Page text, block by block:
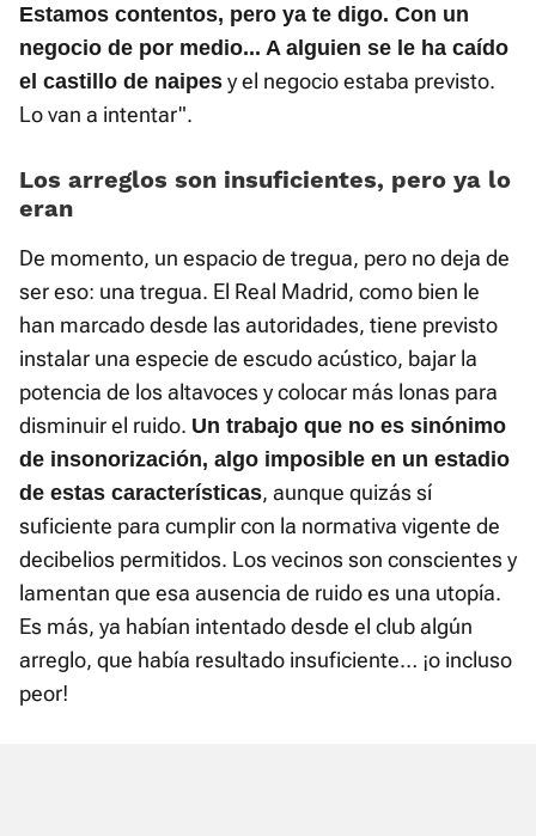
Estamos contentos, pero ya te digo. Con un
negocio de por medio... A alguien se le ha caído
el castillo de naipes y el negocio estaba previsto.
Lo van a intentar".
Los arreglos son insuficientes, pero ya lo
eran
De momento, un espacio de tregua, pero no deja de
ser eso: una tregua. El Real Madrid, como bien le
han marcado desde las autoridades, tiene previsto
instalar una especie de escudo acústico, bajar la
potencia de los altavoces y colocar más lonas para
disminuir el ruido. Un trabajo que no es sinónimo
de insonorización, algo imposible en un estadio
de estas características, aunque quizás sí
suficiente para cumplir con la normativa vigente de
decibelios permitidos. Los vecinos son conscientes y
lamentan que esa ausencia de ruido es una utopía.
Es más, ya habían intentado desde el club algún
arreglo, que había resultado insuficiente… ¡o incluso
peor!